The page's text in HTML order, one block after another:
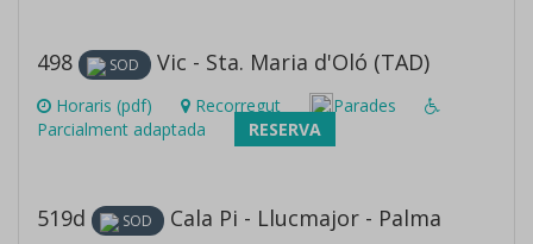
498 SOD Vic - Sta. Maria d'Oló (TAD)
Horaris (pdf) Recorregut
Parades
Parcialment adaptada
RESERVA
519d SOD Cala Pi - Llucmajor - Palma